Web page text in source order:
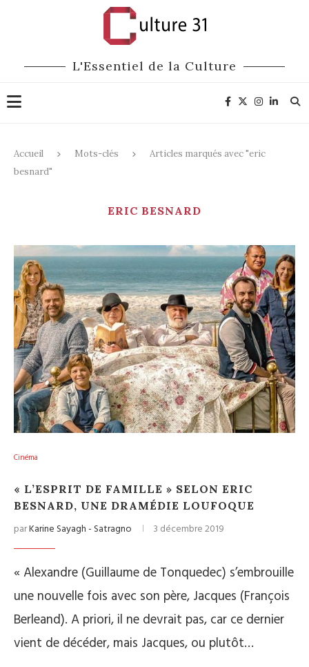
L'Essentiel de la Culture
Accueil Mots-clés
Articles marqués avec "eric
besnard"
ERIC BESNARD
Cinéma
« L’ESPRIT DE FAMILLE » SELON ERIC
BESNARD, UNE DRAMÉDIE LOUFOQUE
parKarine Sayagh - Satragno 3 décembre 2019
« Alexandre (Guillaume de Tonquedec) s’embrouille
une nouvelle fois avec son père, Jacques (François
Berleand). A priori, il ne devrait pas, car ce dernier
vient de décéder, mais Jacques, ou plutôt…